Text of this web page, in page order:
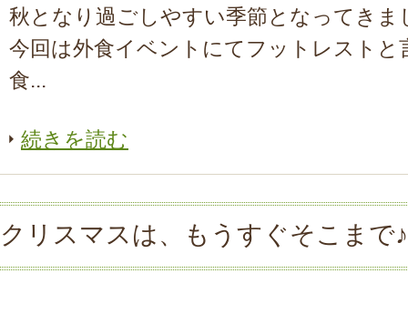
秋となり過ごしやすい季節となってきま
今回は外食イベントにてフットレストと
食...
続きを読む
クリスマスは、もうすぐそこまで♪